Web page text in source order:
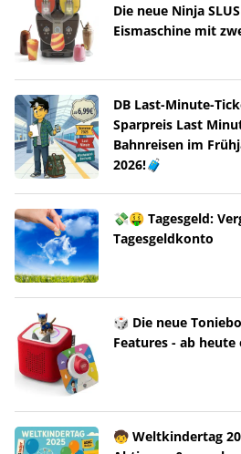
Die neue Ninja
Eismaschine mit
DB Last-Minute-
Sparpreis Last
Bahnreisen im
2026!🧳
💸🤑 Tagesgeld:
Tagesgeldkonto
🎲 Die neue
Features - ab
🧒 Weltkindertag